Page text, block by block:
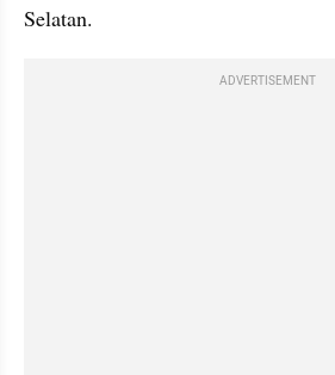
Selatan.
ADVERTISEMENT